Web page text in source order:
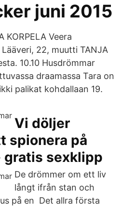
juni 2015
KORPELA Veera
22, muutti TANJA
10.10 Husdrömmar
draamassa Tara on
palikat kohdallaan 19.
Vi döljer
spionera på
gratis sexklipp
De drömmer om ett liv
långt ifrån stan och
på en Det allra första